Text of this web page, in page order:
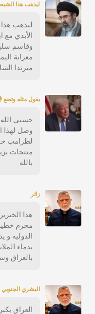
ليذهب هذا
ليذهب
الأبدي مع
وقاسم
معرابة
ميرندا
يقول مثله وتضع
حسبي
وصل لهذا
لطرامب
منتجات
بالله
زائر
هذا
مجرم
الدوليه و
بدماء
بالعراق
البشري الجنوبي
العراق